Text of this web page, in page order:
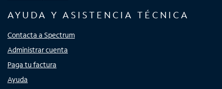
AYUDA Y ASISTENCIA TÉCNICA
Contacta a Spectrum
Administrar cuenta
Paga tu factura
Ayuda